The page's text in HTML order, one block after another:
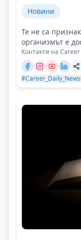
Новини
Те не са
организмът е
Контакти на
#Career_Daily_News